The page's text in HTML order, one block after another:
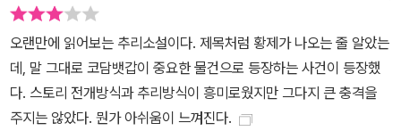
오랜만에 읽어보는 추리소설이다. 제목처럼 황제가 나오는 줄 알았는
데, 말 그대로 코담뱃갑이 중요한 물건으로 등장하는 사건이 등장했
다. 스토리 전개방식과 추리방식이 흥미로웠지만 그다지 큰 충격을
주지는 않았다. 뭔가 아쉬움이 느껴진다.